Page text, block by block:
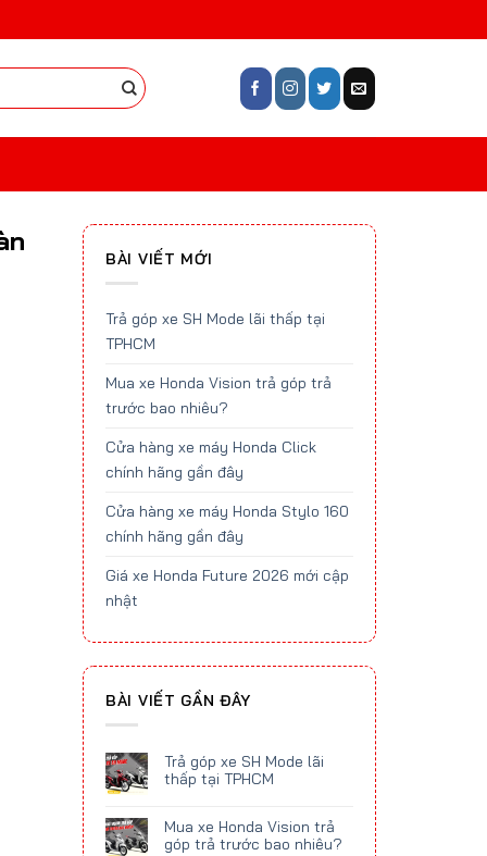
BÀI VIẾT MỚI
Trả góp xe SH Mode lãi thấp tại
TPHCM
Mua xe Honda Vision trả góp trả
trước bao nhiêu?
Cửa hàng xe máy Honda Click
chính hãng gần đây
Cửa hàng xe máy Honda Stylo 160
chính hãng gần đây
Giá xe Honda Future 2026 mới cập
nhật
BÀI VIẾT GẦN ĐÂY
Trả góp xe SH Mode lãi
thấp tại TPHCM
Mua xe Honda Vision trả
góp trả trước bao nhiêu?